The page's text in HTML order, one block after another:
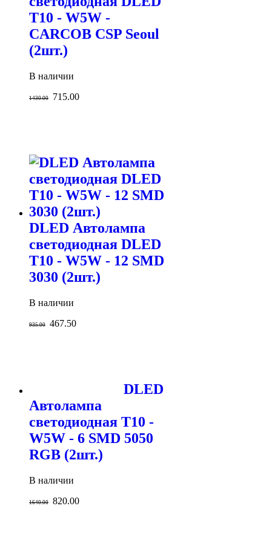
T10 - W5W -
CARCOB CSP Seoul
(2шт.)
В наличии
1430.00 715.00
DLED Автолампа
светодиодная DLED
T10 - W5W - 12 SMD
3030 (2шт.)
В наличии
935.00 467.50
DLED
Автолампа
светодиодная T10 -
W5W - 6 SMD 5050
RGB (2шт.)
В наличии
1640.00 820.00